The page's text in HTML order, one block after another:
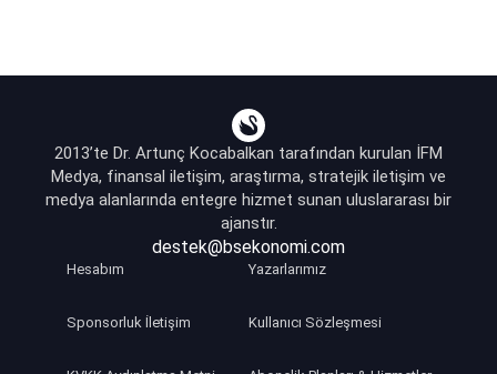
2013’te Dr. Artunç Kocabalkan tarafından kurulan İFM
Medya, finansal iletişim, araştırma, stratejik iletişim ve
medya alanlarında entegre hizmet sunan uluslararası bir
ajanstır.
destek@bsekonomi.com
Hesabım Yazarlarımız
Sponsorluk İletişim Kullanıcı Sözleşmesi